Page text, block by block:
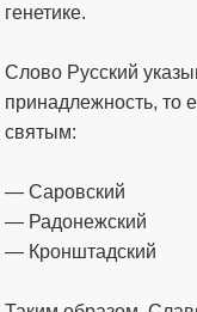
генетике.
Слово Русский
принадлежность, то
святым:
— Саровский
— Радонежский
— Кронштадский